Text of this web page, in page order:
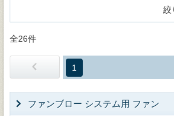
絞
全26件
1
ファンブロー システム用 ファン